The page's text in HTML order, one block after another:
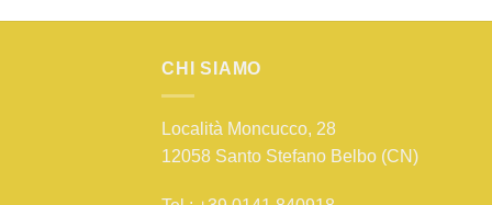
CHI SIAMO
Località Moncucco, 28
12058 Santo Stefano Belbo (CN)